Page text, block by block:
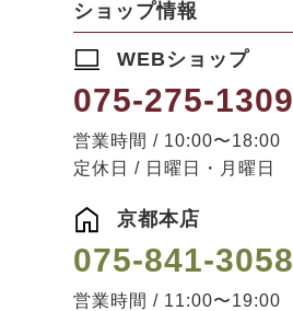
ショップ情報
WEBショップ
075-275-1309
営業時間 / 10:00〜18:00
定休日 / 日曜日・月曜日
京都本店
075-841-3058
営業時間 / 11:00〜19:00